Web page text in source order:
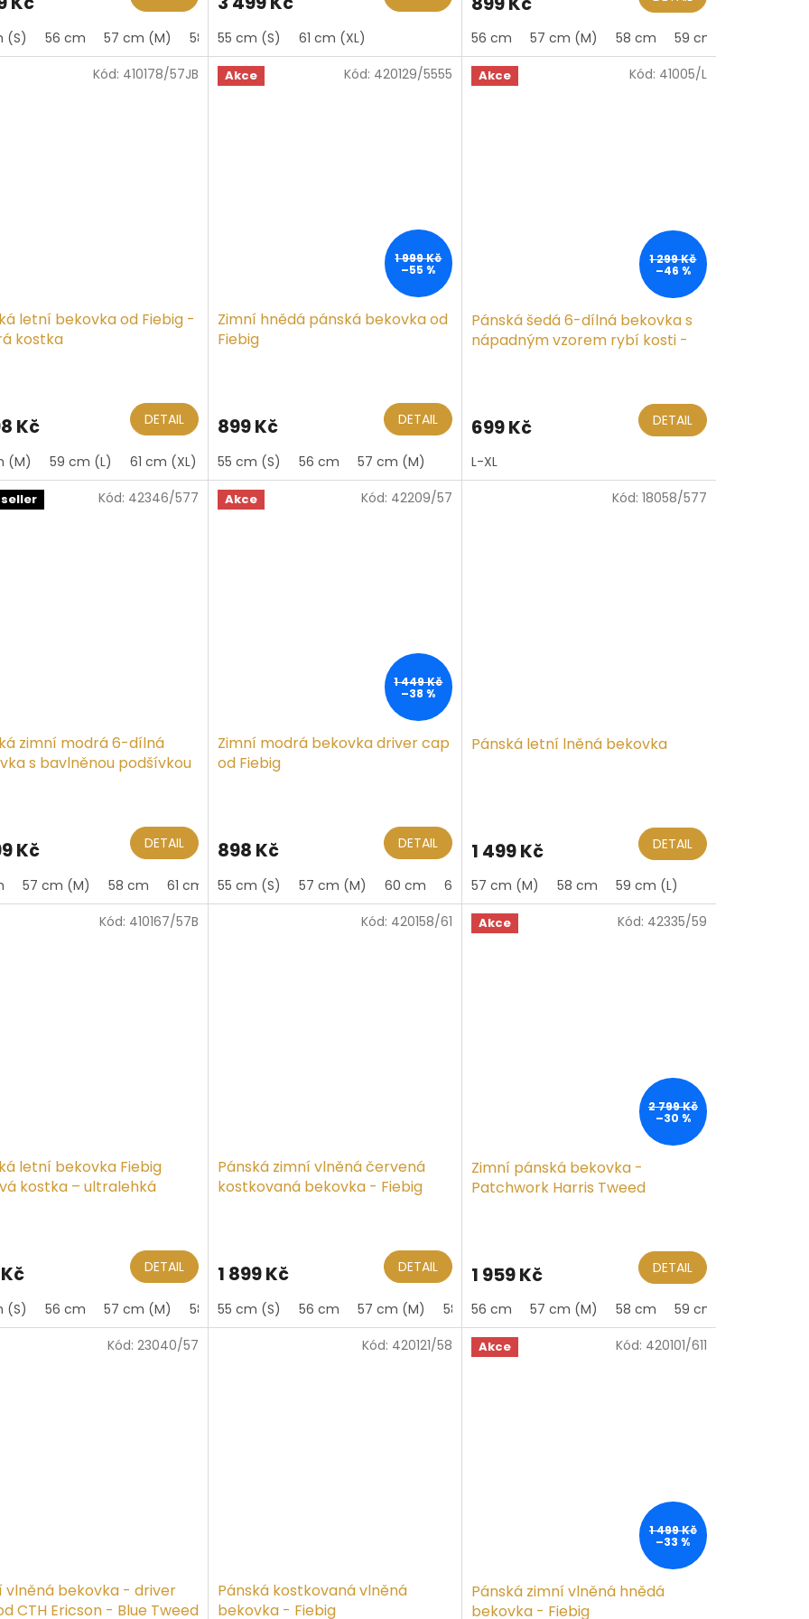
(S) 56 cm 57 cm (M) 58 cm 60 cm 61 cm (XL)
je
z
5
hvězdiček.
55 cm (S) 61 cm (XL)
je
z
5
hvězdiček.
56 cm 57 cm (M) 58 cm 59 cm (L)
letní bekovka od Fiebig -
kostka
Kč DETAIL
(M) 59 cm (L) 61 cm (XL)
Kód: 410178/57JB Akce
1 999 Kč
–55 %
Zimní hnědá pánská bekovka od
Fiebig
899 Kč DETAIL
55 cm (S) 56 cm 57 cm (M)
Kód: 420129/5555 Akce
1 299 Kč
–46 %
Pánská šedá 6-dílná bekovka s
nápadným vzorem rybí kosti -
699 Kč DETAIL
L-XL
Kód: 41005/L
zimní modrá 6-dílná
s bavlněnou podšívkou
Kč DETAIL
57 cm (M) 58 cm 61 cm (XL) 62 cm
Kód: 42346/577 Akce
1 449 Kč
–38 %
Zimní modrá bekovka driver cap
od Fiebig
898 Kč DETAIL
55 cm (S) 57 cm (M) 60 cm 61 cm (XL)
Kód: 42209/57
Pánská letní lněná bekovka
1 499 Kč DETAIL
57 cm (M) 58 cm 59 cm (L)
Kód: 18058/577
letní bekovka Fiebig
kostka – ultralehká
DETAIL
(S) 56 cm 57 cm (M) 58 cm 59 cm (L) 60 cm 61 cm (XL)
Kód: 410167/57B
Pánská zimní vlněná červená
kostkovaná bekovka - Fiebig
1 899 Kč DETAIL
55 cm (S) 56 cm 57 cm (M) 58 cm 60 cm 61 cm (XL) 62 cm
Kód: 420158/61 Akce
2 799 Kč
–30 %
Zimní pánská bekovka -
Patchwork Harris Tweed
1 959 Kč DETAIL
56 cm 57 cm (M) 58 cm 59 cm (L)
Kód: 42335/59
vlněná bekovka - driver
CTH Ericson - Blue Tweed
Kód: 23040/57
Pánská kostkovaná vlněná
bekovka - Fiebig
Kód: 420121/58 Akce
1 499 Kč
–33 %
Pánská zimní vlněná hnědá
bekovka - Fiebig
Kód: 420101/611